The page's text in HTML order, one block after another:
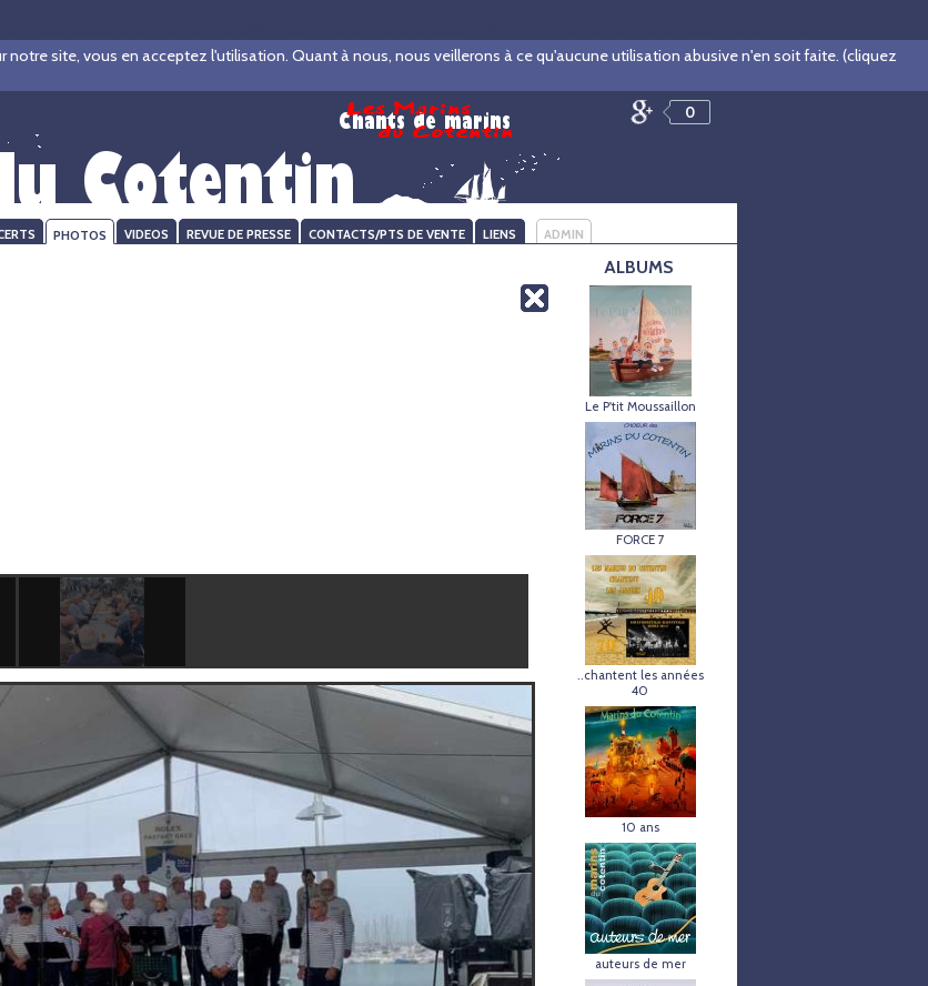
site, vous en acceptez l'utilisation. Quant à nous, nous veillerons à ce qu'aucune utilisation abusive n'en soit faite. (cliquez
0
PHOTOS VIDEOS REVUE DE PRESSE CONTACTS/PTS DE VENTE LIENS ADMIN
ALBUMS
Le P'tit Moussaillon
FORCE 7
..chantent les années
40
10 ans
auteurs de mer